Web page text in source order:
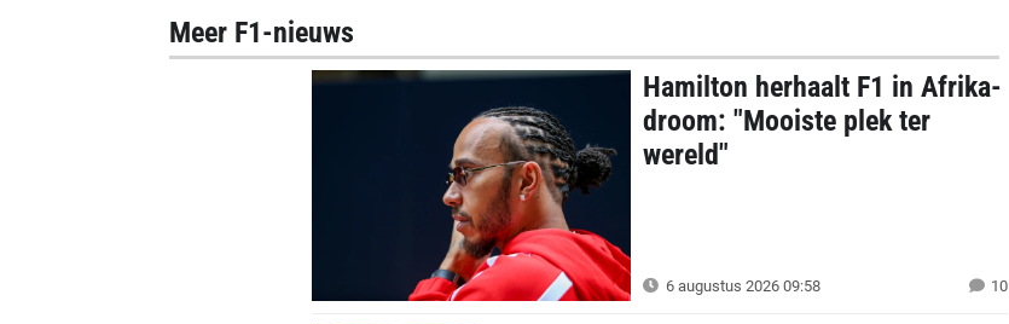
Meer F1-nieuws
Hamilton herhaalt F1 in Afrika-
droom: "Mooiste plek ter
wereld"
6 augustus 2026 09:58 10